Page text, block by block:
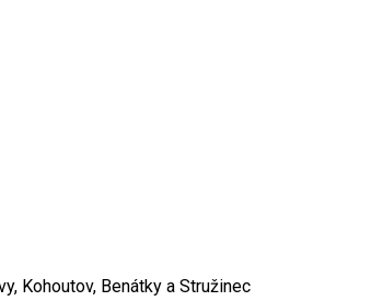
Benátky a Stružinec